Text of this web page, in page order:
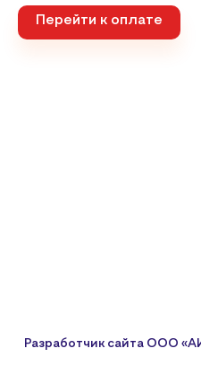
Перейти к оплате
Разработчик сайта ООО